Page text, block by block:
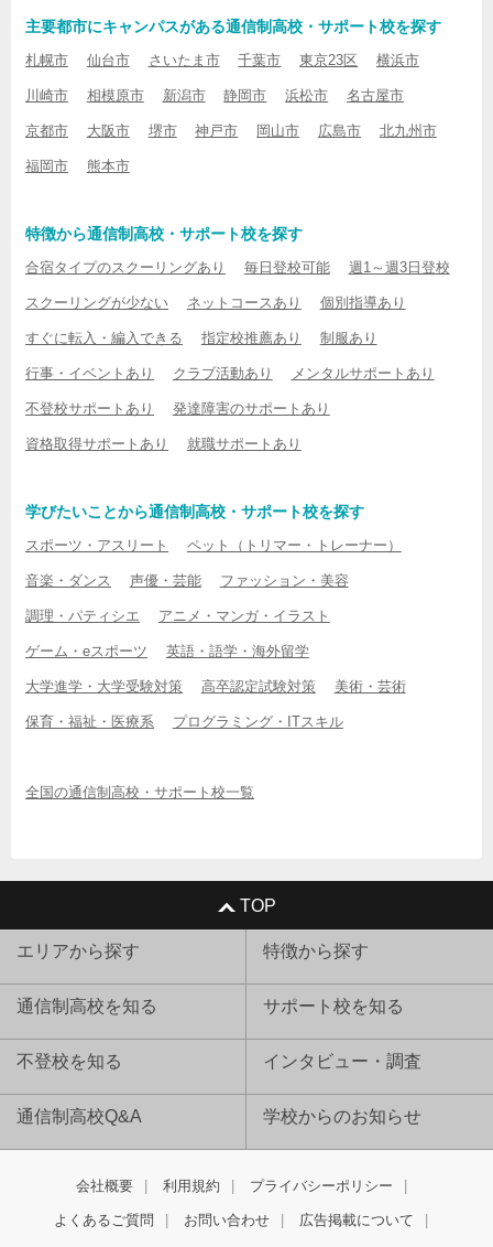
主要都市にキャンパスがある通信制高校・サポート校を探す
札幌市 仙台市 さいたま市 千葉市 東京23区 横浜市
川崎市 相模原市 新潟市 静岡市 浜松市 名古屋市
京都市 大阪市 堺市 神戸市 岡山市 広島市 北九州市
福岡市 熊本市
特徴から通信制高校・サポート校を探す
合宿タイプのスクーリングあり 毎日登校可能 週1～週3日登校
スクーリングが少ない ネットコースあり 個別指導あり
すぐに転入・編入できる 指定校推薦あり 制服あり
行事・イベントあり クラブ活動あり メンタルサポートあり
不登校サポートあり 発達障害のサポートあり
資格取得サポートあり 就職サポートあり
学びたいことから通信制高校・サポート校を探す
スポーツ・アスリート ペット（トリマー・トレーナー）
音楽・ダンス 声優・芸能 ファッション・美容
調理・パティシエ アニメ・マンガ・イラスト
ゲーム・eスポーツ 英語・語学・海外留学
大学進学・大学受験対策 高卒認定試験対策 美術・芸術
保育・福祉・医療系 プログラミング・ITスキル
全国の通信制高校・サポート校一覧
TOP
エリアから探す 特徴から探す
通信制高校を知る サポート校を知る
不登校を知る インタビュー・調査
通信制高校Q&A 学校からのお知らせ
会社概要 利用規約 プライバシーポリシー
よくあるご質問 お問い合わせ 広告掲載について